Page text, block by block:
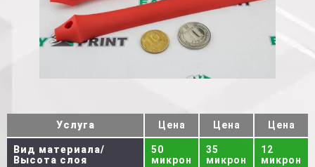
Услуга Цена Цена Цена
Вид материала/
Высота слоя
50
микрон
35
микрон
12
микрон